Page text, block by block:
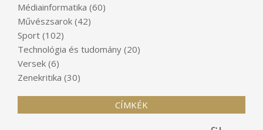
Médiainformatika (60)
Művészsarok (42)
Sport (102)
Technológia és tudomány (20)
Versek (6)
Zenekritika (30)
CÍMKÉK